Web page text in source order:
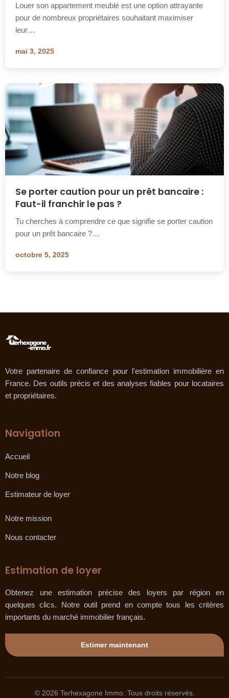
Louer son appartement meublé est une option attrayante
pour de nombreux propriétaires souhaitant maximiser
leur…
mai 3, 2025
Se porter caution pour un prêt bancaire :
Faut-il franchir le pas ?
Tu cherches à comprendre ce que signifie se porter caution
pour un prêt bancaire ?…
octobre 5, 2025
Votre partenaire de confiance pour l'estimation immobilière en
France. Des outils précis et des analyses fiables pour locataires
et propriétaires.
Navigation
Accueil
Notre blog
Estimateur de loyer
Notre mission
Nous contacter
Estimation de loyer
Obtenez une estimation précise des loyers par région en
quelques clics. Notre outil prend en compte tous les critères
importants du marché immobilier français.
Estimer maintenant
© 2026 Terhexagone Immo. Tous droits réservés.